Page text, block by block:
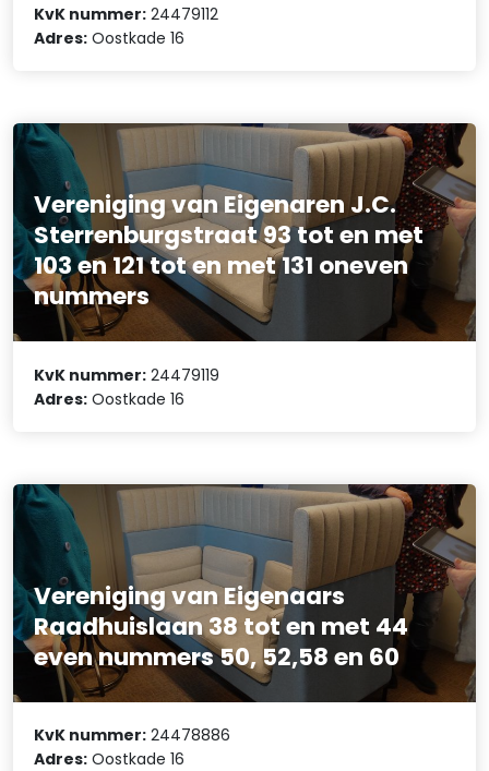
KvK nummer: 24479112
Adres: Oostkade 16
Vereniging van Eigenaren J.C.
Sterrenburgstraat 93 tot en met
103 en 121 tot en met 131 oneven
nummers
KvK nummer: 24479119
Adres: Oostkade 16
Vereniging van Eigenaars
Raadhuislaan 38 tot en met 44
even nummers 50, 52,58 en 60
KvK nummer: 24478886
Adres: Oostkade 16